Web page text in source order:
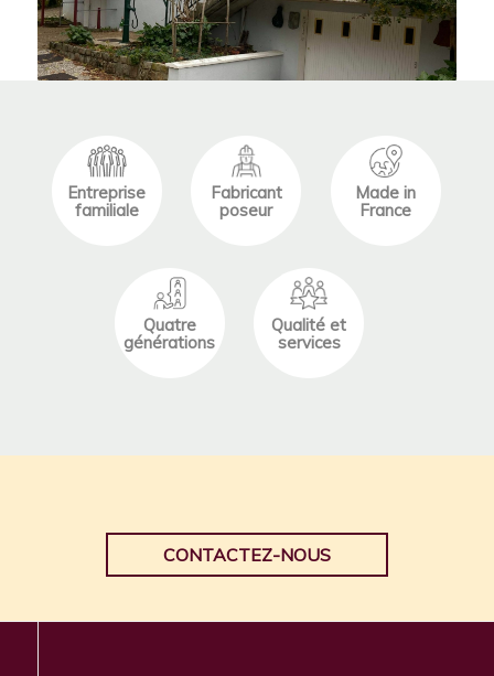
Entreprise
familiale
Fabricant
poseur
Made in
France
Quatre
générations
Qualité et
services
CONTACTEZ-NOUS